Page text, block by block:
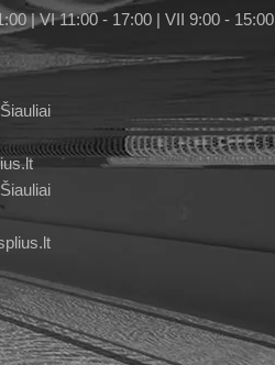
| VI 11:00 - 17:00 | VII 9:00 - 15:00